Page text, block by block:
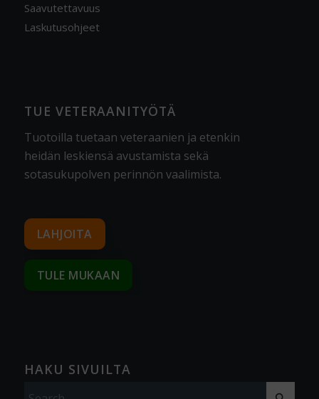
Saavutettavuus
Laskutusohjeet
TUE VETERAANITYÖTÄ
Tuotoilla tuetaan veteraanien ja etenkin
heidän leskiensä avustamista sekä
sotasukupolven perinnön vaalimista.
LAHJOITA
TULE MUKAAN
HAKU SIVUILTA